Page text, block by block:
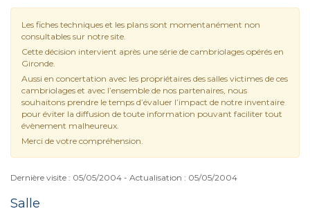
Les fiches techniques et les plans sont momentanément non
consultables sur notre site.
Cette décision intervient après une série de cambriolages opérés en
Gironde.
Aussi en concertation avec les propriétaires des salles victimes de ces
cambriolages et avec l’ensemble de nos partenaires, nous
souhaitons prendre le temps d’évaluer l’impact de notre inventaire
pour éviter la diffusion de toute information pouvant faciliter tout
évènement malheureux.
Merci de votre compréhension.
Dernière visite : 05/05/2004 - Actualisation : 05/05/2004
Salle